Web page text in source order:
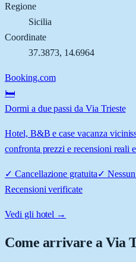
Regione
Sicilia
Coordinate
37.3873, 14.6964
Booking.com
🛏️
Dormi a due passi da Via Trieste
Hotel, B&B e case vacanza
confronta prezzi e recensioni reali
✓ Cancellazione gratuita✓
Recensioni verificate
Vedi gli hotel →
Come arrivare aVia